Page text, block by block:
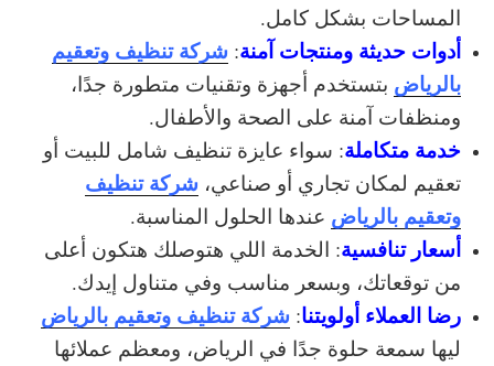
المساحات بشكل كامل.
أدوات حديثة ومنتجات آمنة: شركة تنظيف وتعقيم
بالرياض بتستخدم أجهزة وتقنيات متطورة جدًا،
ومنظفات آمنة على الصحة والأطفال.
خدمة متكاملة: سواء عايزة تنظيف شامل للبيت أو
تعقيم لمكان تجاري أو صناعي، شركة تنظيف
وتعقيم بالرياض عندها الحلول المناسبة.
أسعار تنافسية: الخدمة اللي هتوصلك هتكون أعلى
من توقعاتك، وبسعر مناسب وفي متناول إيدك.
رضا العملاء أولويتنا: شركة تنظيف وتعقيم بالرياض
ليها سمعة حلوة جدًا في الرياض، ومعظم عملائها